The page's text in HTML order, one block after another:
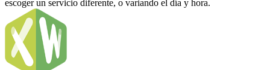
escoger un servicio diferente, o variando el día y hora.